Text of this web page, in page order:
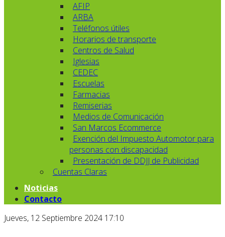
AFIP
ARBA
Teléfonos útiles
Horarios de transporte
Centros de Salud
Iglesias
CEDEC
Escuelas
Farmacias
Remiserias
Medios de Comunicación
San Marcos Ecommerce
Exención del Impuesto Automotor para
personas con discapacidad
Presentación de DDJJ de Publicidad
Cuentas Claras
Noticias
Contacto
Jueves, 12 Septiembre 2024 17:10